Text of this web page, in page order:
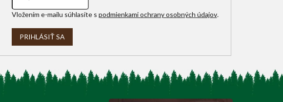
Vložením e-mailu súhlasíte s podmienkami ochrany osobných údajov.
PRIHLÁSIŤ SA